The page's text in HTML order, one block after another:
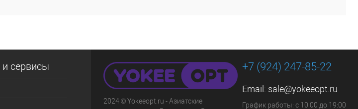
сервисы
2024 © Yokeeopt.ru - Азиатские
+7 (924) 247-85-22
Email: sale@yokeeopt.ru
График работы: с 10:00 до 19:00